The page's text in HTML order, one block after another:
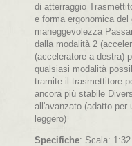
di atterraggio
e forma ergonomica del
maneggevolezza
dalla modalità 2
(acceleratore a destra)
qualsiasi modalità
tramite il trasmettitore
ancora più stabile
all'avanzato (adatto per
leggero)
Specifiche: Scala: